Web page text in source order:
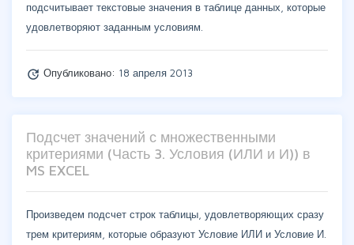
подсчитывает текстовые значения в таблице данных, которые
удовлетворяют заданным условиям.
update Опубликовано: 18 апреля 2013
Подсчет значений с множественными
критериями (Часть 3. Условия (ИЛИ и И)) в
MS EXCEL
Произведем подсчет строк таблицы, удовлетворяющих сразу
трем критериям, которые образуют Условие ИЛИ и Условие И.